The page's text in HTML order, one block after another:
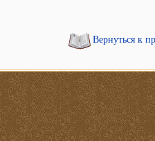
Вернуться к